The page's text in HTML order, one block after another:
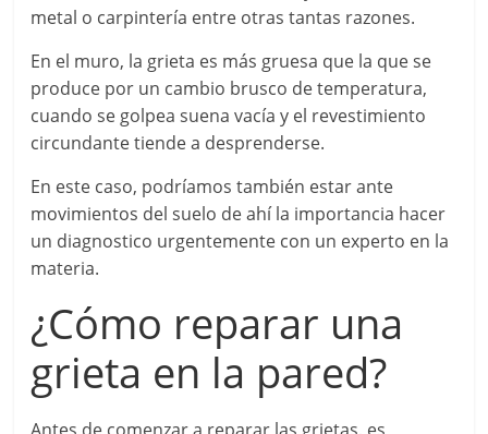
metal o carpintería entre otras tantas razones.
En el muro, la grieta es más gruesa que la que se
produce por un cambio brusco de temperatura,
cuando se golpea suena vacía y el revestimiento
circundante tiende a desprenderse.
En este caso, podríamos también estar ante
movimientos del suelo de ahí la importancia hacer
un diagnostico urgentemente con un experto en la
materia.
¿Cómo reparar una
grieta en la pared?